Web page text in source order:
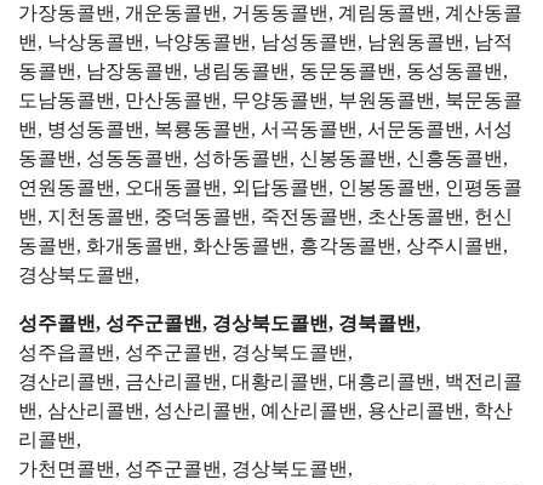
가장동콜밴, 개운동콜밴, 거동동콜밴, 계림동콜밴, 계산동콜
밴, 낙상동콜밴, 낙양동콜밴, 남성동콜밴, 남원동콜밴, 남적
동콜밴, 남장동콜밴, 냉림동콜밴, 동문동콜밴, 동성동콜밴,
도남동콜밴, 만산동콜밴, 무양동콜밴, 부원동콜밴, 북문동콜
밴, 병성동콜밴, 복룡동콜밴, 서곡동콜밴, 서문동콜밴, 서성
동콜밴, 성동동콜밴, 성하동콜밴, 신봉동콜밴, 신흥동콜밴,
연원동콜밴, 오대동콜밴, 외답동콜밴, 인봉동콜밴, 인평동콜
밴, 지천동콜밴, 중덕동콜밴, 죽전동콜밴, 초산동콜밴, 헌신
동콜밴, 화개동콜밴, 화산동콜밴, 흥각동콜밴, 상주시콜밴,
경상북도콜밴,
성주콜밴, 성주군콜밴, 경상북도콜밴, 경북콜밴,
성주읍콜밴, 성주군콜밴, 경상북도콜밴,
경산리콜밴, 금산리콜밴, 대황리콜밴, 대흥리콜밴, 백전리콜
밴, 삼산리콜밴, 성산리콜밴, 예산리콜밴, 용산리콜밴, 학산
리콜밴,
가천면콜밴, 성주군콜밴, 경상북도콜밴,